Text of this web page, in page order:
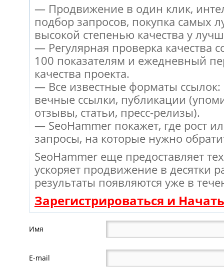
— Продвижение в один клик,
подбор запросов, покупка самых
высокой степенью качества у
— Регулярная проверка качества
100 показателям и ежедневный
качества проекта.
— Все известные форматы
вечные ссылки, публикации
отзывы, статьи, пресс-релизы).
— SeoHammer покажет, где рост
запросы, на которые нужно
SeoHammer еще предоставляет
ускоряет продвижение в десятки
результаты появляются уже в
Зарегистрироваться и
Имя
E-mail